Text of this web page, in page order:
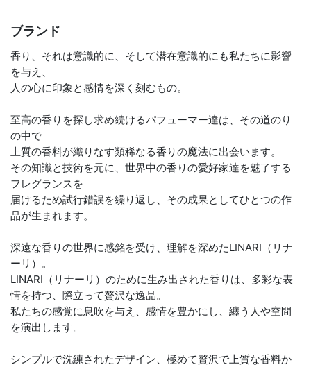
ブランド
香り、それは意識的に、そして潜在意識的にも私たちに影響
を与え、
人の心に印象と感情を深く刻むもの。
至高の香りを探し求め続けるパフューマー達は、その道のり
の中で
上質の香料が織りなす類稀なる香りの魔法に出会います。
その知識と技術を元に、世界中の香りの愛好家達を魅了する
フレグランスを
届けるため試行錯誤を繰り返し、その成果としてひとつの作
品が生まれます。
深遠な香りの世界に感銘を受け、理解を深めたLINARI（リナ
ーリ）。
LINARI（リナーリ）のために生み出された香りは、多彩な表
情を持つ、際立って贅沢な逸品。
私たちの感覚に息吹を与え、感情を豊かにし、纏う人や空間
を演出します。
シンプルで洗練されたデザイン、極めて贅沢で上質な香料か